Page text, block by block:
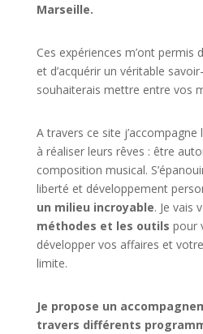
Marseille.
Ces expériences m’ont
et d’acquérir un véritable
souhaiterais mettre entre vos
A travers ce site
à réaliser leurs rêves : être
composition musical.
liberté et développement
un milieu incroyable. Je vais
méthodes et les outils pour
développer vos affaires et
limite.
Je propose un
travers différents